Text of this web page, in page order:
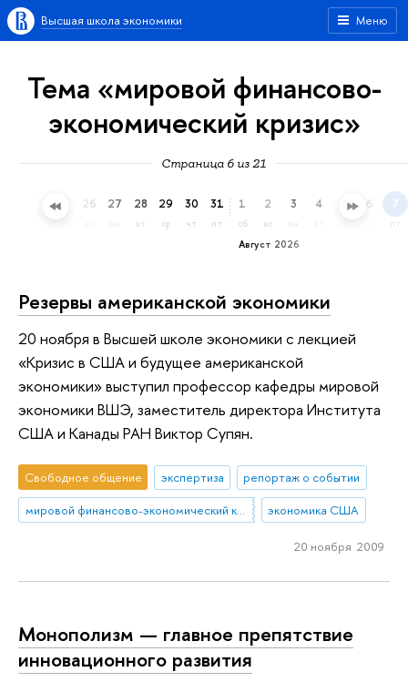
Меню
Высшая школа экономики
Тема «мировой финансово-
экономический кризис»
Страница 6 из 21
25 26 27 28
вт
29
ср
30
чт
31
пт
Август 2026
1
сб
2
вс
3 4 5 6 7
пт
Резервы американской экономики
20 ноября в Высшей школе экономики с лекцией
«Кризис в США и будущее американской
экономики» выступил профессор кафедры мировой
экономики ВШЭ, заместитель директора Института
США и Канады РАН Виктор Супян.
Свободное общение экспертиза
репортаж о событии
мировой финансово-экономический кризис
экономика США
20 ноября 2009
Монополизм — главное препятствие
инновационного развития